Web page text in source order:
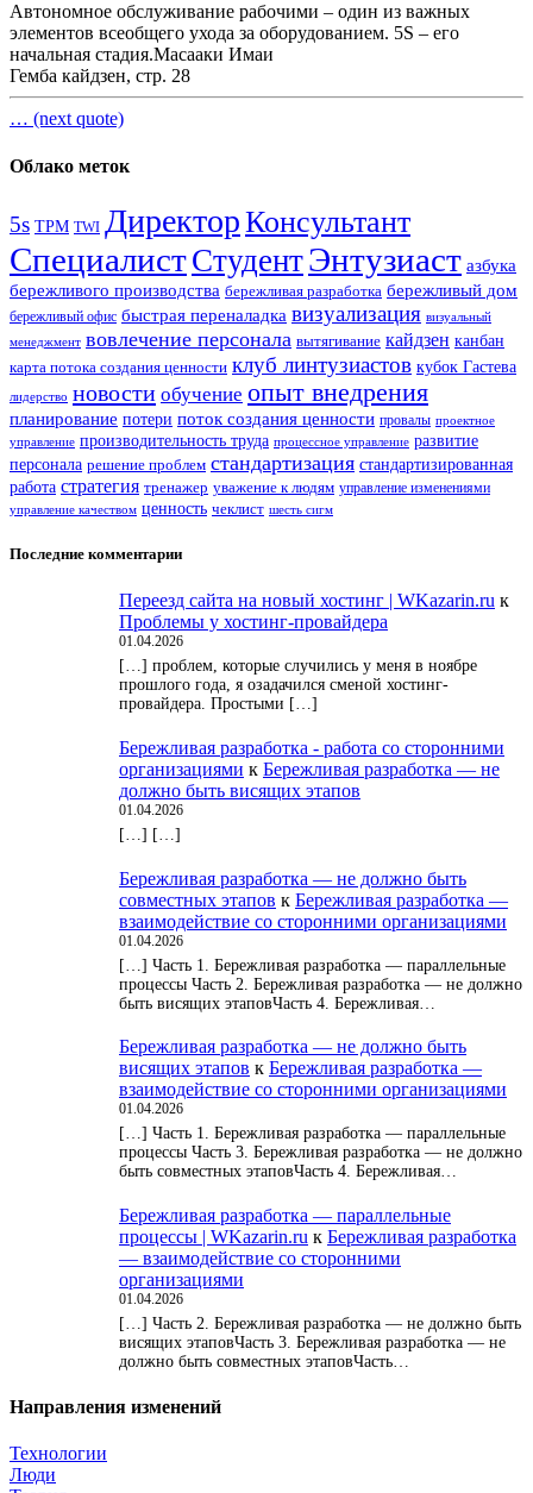
Автономное обслуживание рабочими – один из важных
элементов всеобщего ухода за оборудованием. 5S – его
начальная стадия.Масааки Имаи
Гемба кайдзен, стр. 28
… (next quote)
Облако меток
5s TPM TWI ДиректорКонсультант
СпециалистСтудентЭнтузиаст азбука
бережливого производства бережливая разработка бережливый дом
бережливый офис быстрая переналадка визуализация визуальный
менеджмент вовлечение персонала вытягивание кайдзен канбан
карта потока создания ценности клуб линтузиастов кубок Гастева
лидерство новости обучение опыт внедрения
планирование потери поток создания ценности провалы проектное
управление производительность труда процессное управление развитие
персонала решение проблем стандартизация стандартизированная
работа стратегия тренажер уважение к людям управление изменениями
управление качеством ценность чеклист шесть сигм
Последние комментарии
Переезд сайта на новый хостинг | WKazarin.ru к
Проблемы у хостинг-провайдера
01.04.2026
[…] проблем, которые случились у меня в ноябре
прошлого года, я озадачился сменой хостинг-
провайдера. Простыми […]
Бережливая разработка - работа со сторонними
организациями к Бережливая разработка — не
должно быть висящих этапов
01.04.2026
[…] […]
Бережливая разработка — не должно быть
совместных этапов к Бережливая разработка —
взаимодействие со сторонними организациями
01.04.2026
[…] Часть 1. Бережливая разработка — параллельные
процессы Часть 2. Бережливая разработка — не должно
быть висящих этаповЧасть 4. Бережливая…
Бережливая разработка — не должно быть
висящих этапов к Бережливая разработка —
взаимодействие со сторонними организациями
01.04.2026
[…] Часть 1. Бережливая разработка — параллельные
процессы Часть 3. Бережливая разработка — не должно
быть совместных этаповЧасть 4. Бережливая…
Бережливая разработка — параллельные
процессы | WKazarin.ru к Бережливая разработка
— взаимодействие со сторонними
организациями
01.04.2026
[…] Часть 2. Бережливая разработка — не должно быть
висящих этаповЧасть 3. Бережливая разработка — не
должно быть совместных этаповЧасть…
Направления изменений
Технологии
Люди